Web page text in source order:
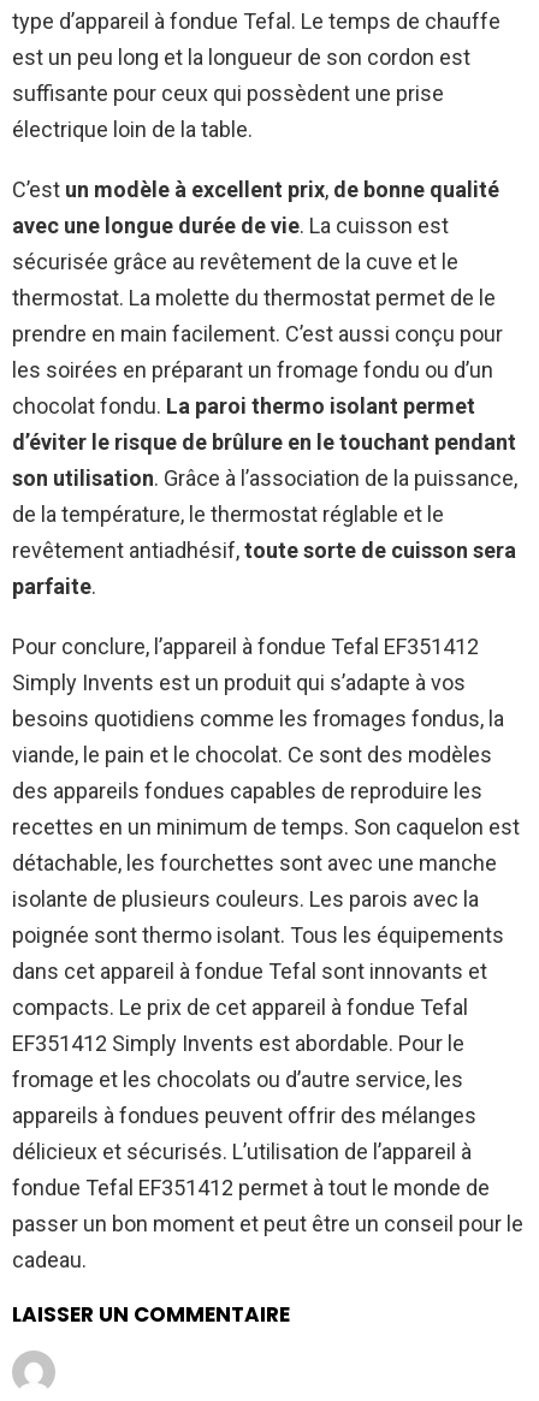
type d’appareil à fondue Tefal. Le temps de chauffe
est un peu long et la longueur de son cordon est
suffisante pour ceux qui possèdent une prise
électrique loin de la table.
C’est un modèle à excellent prix, de bonne qualité
avec une longue durée de vie. La cuisson est
sécurisée grâce au revêtement de la cuve et le
thermostat. La molette du thermostat permet de le
prendre en main facilement. C’est aussi conçu pour
les soirées en préparant un fromage fondu ou d’un
chocolat fondu. La paroi thermo isolant permet
d’éviter le risque de brûlure en le touchant pendant
son utilisation. Grâce à l’association de la puissance,
de la température, le thermostat réglable et le
revêtement antiadhésif,toute sorte de cuisson sera
parfaite.
Pour conclure, l’appareil à fondue Tefal EF351412
Simply Invents est un produit qui s’adapte à vos
besoins quotidiens comme les fromages fondus, la
viande, le pain et le chocolat. Ce sont des modèles
des appareils fondues capables de reproduire les
recettes en un minimum de temps. Son caquelon est
détachable, les fourchettes sont avec une manche
isolante de plusieurs couleurs. Les parois avec la
poignée sont thermo isolant. Tous les équipements
dans cet appareil à fondue Tefal sont innovants et
compacts. Le prix de cet appareil à fondue Tefal
EF351412 Simply Invents est abordable. Pour le
fromage et les chocolats ou d’autre service, les
appareils à fondues peuvent offrir des mélanges
délicieux et sécurisés. L’utilisation de l’appareil à
fondue Tefal EF351412 permet à tout le monde de
passer un bon moment et peut être un conseil pour le
cadeau.
LAISSER UN COMMENTAIRE